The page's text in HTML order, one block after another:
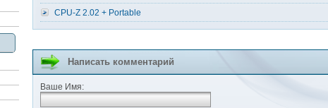
CPU-Z 2.02 + Portable
Написать комментарий
Ваше Имя: